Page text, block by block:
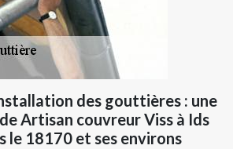
des gouttières : une
Artisan couvreur Viss à Ids
le 18170 et ses environs